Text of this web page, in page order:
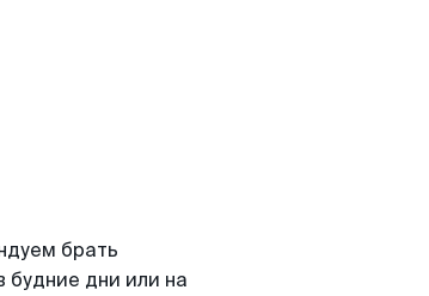
брать
будние дни или на